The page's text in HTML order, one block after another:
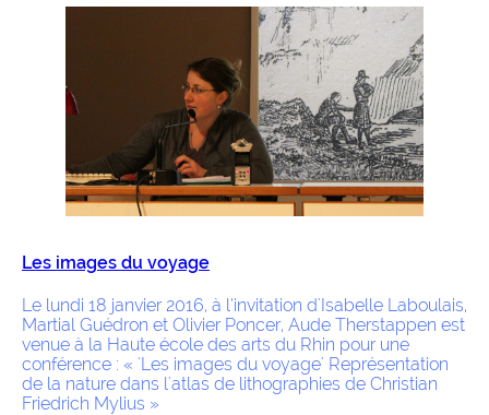
Les images du voyage
Le lundi 18 janvier 2016, à l’invitation d'Isabelle Laboulais,
Martial Guédron et Olivier Poncer, Aude Therstappen est
venue à la Haute école des arts du Rhin pour une
conférence : « 'Les images du voyage' Représentation
de la nature dans l'atlas de lithographies de Christian
Friedrich Mylius »